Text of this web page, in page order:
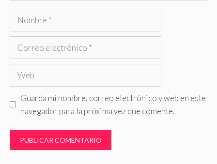
Nombre
Correo
Web
Guarda mi nombre, correo electrónico y web en este
navegador para la próxima vez que comente.